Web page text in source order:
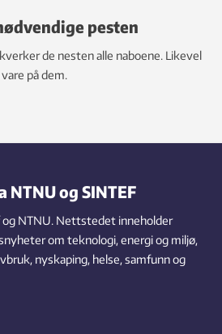
pesten
de nesten alle naboene. Likevel
på dem.
og SINTEF
og NTNU. Nettstedet inneholder
om teknologi, energi og miljø,
nyskaping, helse, samfunn og